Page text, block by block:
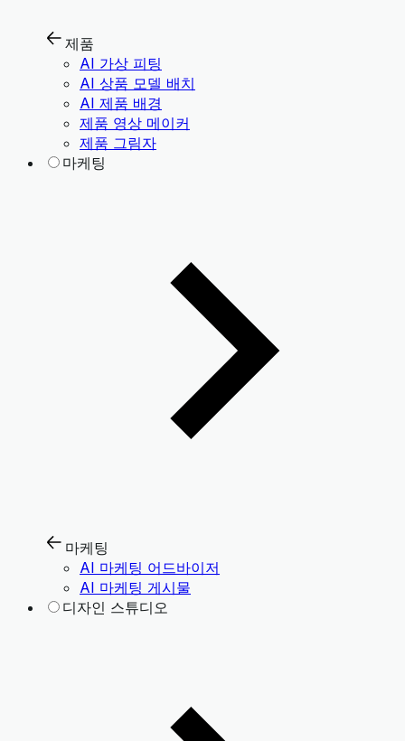
제품
AI 가상 피팅
AI 상품 모델 배치
AI 제품 배경
제품 영상 메이커
제품 그림자
마케팅
마케팅
AI 마케팅 어드바이저
AI 마케팅 게시물
디자인 스튜디오